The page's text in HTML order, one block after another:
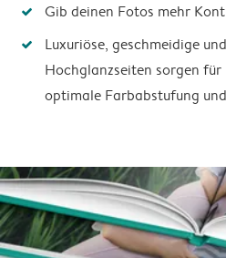
Gib deinen Fotos mehr
Luxuriöse, geschmeidige
Hochglanzseiten sorgen
optimale Farbabstufung